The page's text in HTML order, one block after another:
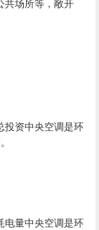
共场所等，敞开
投资中央空调是环
电量中央空调是环